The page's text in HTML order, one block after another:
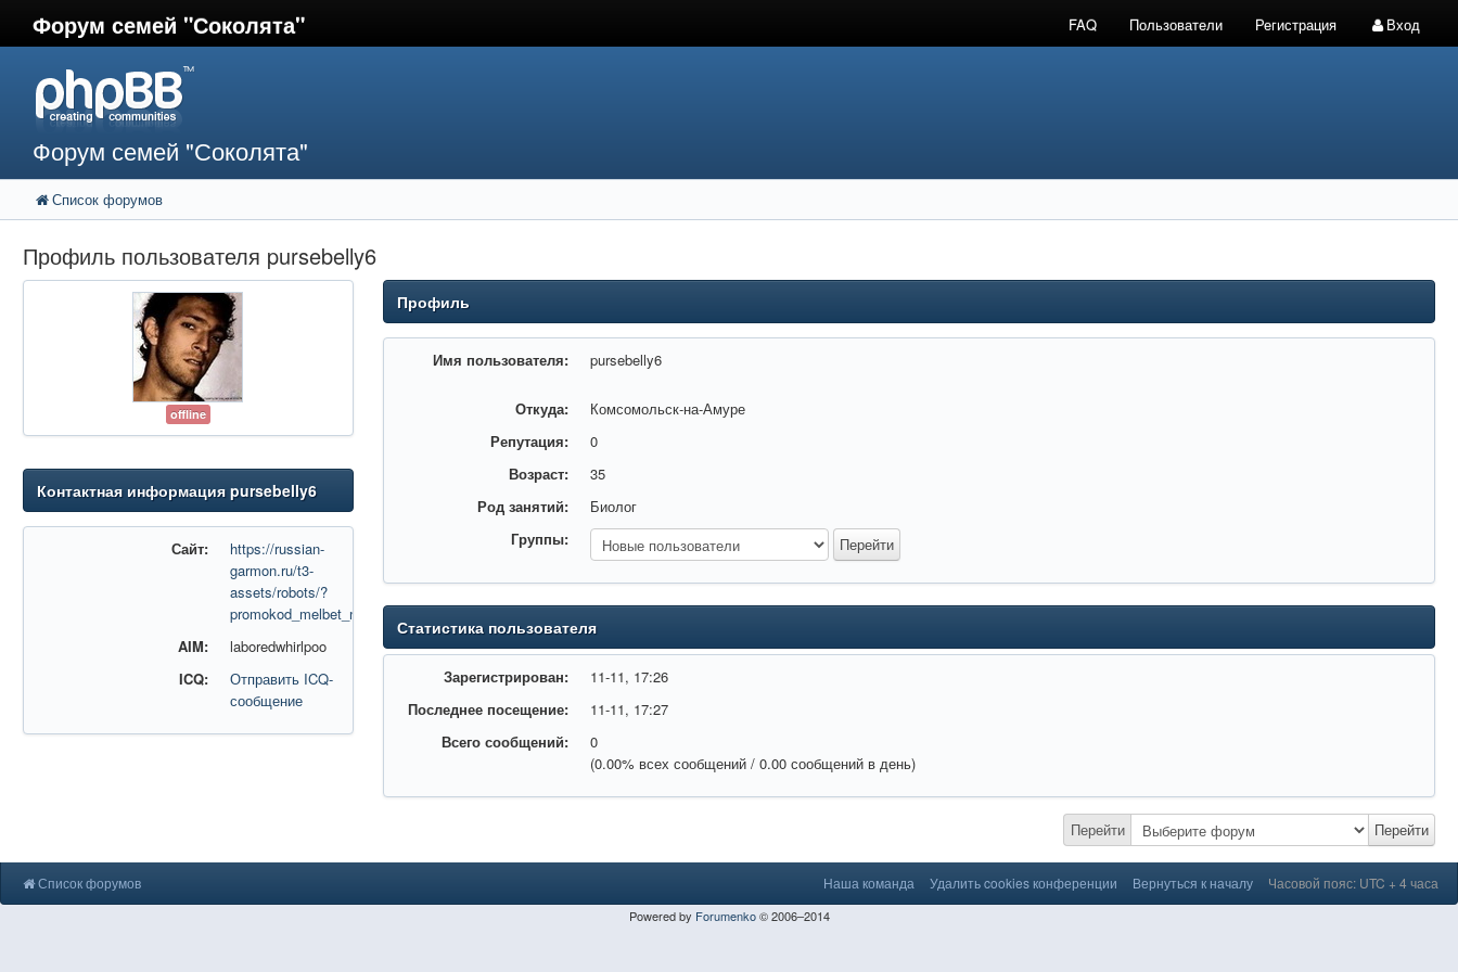
Форум семей "Соколята" FAQ Пользователи Регистрация Вход
Форум семей "Соколята"
Список форумов
Профиль пользователя pursebelly6
offline
Контактная информация pursebelly6
Сайт:
https://russian-
garmon.ru/t3-
assets/robots/?
promokod_melbet_na_segodnya___bonus_kod_melbet.html
AIM:
laboredwhirlpoo
ICQ:
Отправить ICQ-
сообщение
Профиль
Имя пользователя: pursebelly6
Откуда:
Комсомольск-на-Амуре
Репутация:
0
Возраст:
35
Род занятий:
Биолог
Группы:
Статистика пользователя
Зарегистрирован:
11-11, 17:26
Последнее посещение:
11-11, 17:27
Всего сообщений:
0
(0.00% всех сообщений / 0.00 сообщений в день)
Перейти Перейти
Список форумов Наша команда Удалить cookies конференции Вернуться к началу Часовой пояс: UTC + 4 часа
Powered by Forumenko© 2006–2014